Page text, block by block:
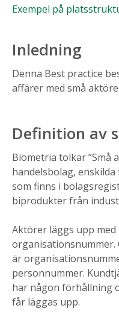
Exempel på
Inledning
Denna Best practice
affärer med små
Definition av
Biometria tolkar ”Små
handelsbolag,
som finns i
biprodukter från
Aktörer läggs upp med
organisationsnummer.
är
personnummer.
har någon förhållning
får läggas upp​.